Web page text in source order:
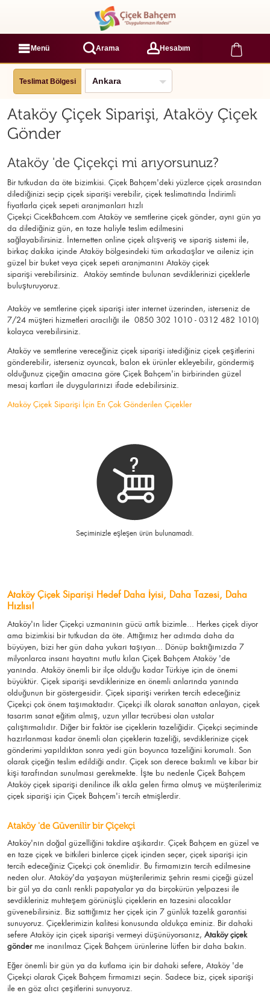
Menü Arama Hesabım
Teslimat Bölgesi
Ataköy Çiçek Siparişi, Ataköy Çiçek
Gönder
Ataköy 'de Çiçekçi mi arıyorsunuz?
Bir tutkudan da öte bizimkisi. Çiçek Bahçem'deki yüzlerce çiçek arasından
dilediğinizi seçip çiçek siparişi verebilir, çiçek teslimatında İndirimli
fiyatlarla çiçek sepeti aranjmanları hızlı
Çiçekçi CicekBahcem.com Ataköy ve semtlerine çiçek gönder, aynı gün ya
da dilediğiniz gün, en taze haliyle teslim edilmesini
sağlayabilirsiniz. İnternetten online çiçek alışveriş ve sipariş sistemi ile,
birkaç dakika içinde Ataköy bölgesindeki tüm arkadaşlar ve aileniz için
güzel bir buket veya çiçek sepeti aranjmanını Ataköy çiçek
siparişi verebilirsiniz. Ataköy semtinde bulunan sevdiklerinizi çiçeklerle
buluşturuyoruz.
Ataköy ve semtlerine çiçek siparişi ister internet üzerinden, isterseniz de
7/24 müşteri hizmetleri aracılığı ile 0850 302 1010 - 0312 482 1010)
kolayca verebilirsiniz.
Ataköy ve semtlerine vereceğiniz çiçek siparişi istediğiniz çiçek çeşitlerini
gönderebilir, isterseniz oyuncak, balon ek ürünler ekleyebilir, göndermiş
olduğunuz çiçeğin amacına göre Çiçek Bahçem'in birbirinden güzel
mesaj kartları ile duygularınızı ifade edebilirsiniz.
Ataköy Çiçek Siparişi İçin En Çok Gönderilen Çiçekler
Seçiminizle eşleşen ürün bulunamadı.
Ataköy Çiçek Siparişi Hedef Daha İyisi, Daha Tazesi, Daha
Hızlısı!
Ataköy'ın lider Çiçekçi uzmanının gücü artık bizimle... Herkes çiçek diyor
ama bizimkisi bir tutkudan da öte. Attığımız her adımda daha da
büyüyen, bizi her gün daha yukarı taşıyan... Dönüp baktığımızda 7
milyonlarca insanı hayatını mutlu kılan Çiçek Bahçem Ataköy 'de
yanında. Ataköy önemli bir ilçe olduğu kadar Türkiye için de önemi
büyüktür. Çiçek siparişi sevdiklerinize en önemli anlarında yanında
olduğunun bir göstergesidir. Çiçek siparişi verirken tercih edeceğiniz
Çiçekçi çok önem taşımaktadır. Çiçekçi ilk olarak sanattan anlayan, çiçek
tasarım sanat eğitim almış, uzun yıllar tecrübesi olan ustalar
çalıştırmalıdır. Diğer bir faktör ise çiçeklerin tazeliğidir. Çiçekçi seçiminde
hazırlanması kadar önemli olan çiçeklerin tazeliği, sevdiklerinize çiçek
gönderimi yapıldıktan sonra yedi gün boyunca tazeliğini korumalı. Son
olarak çiçeğin teslim edildiği andır. Çiçek son derece bakımlı ve kibar bir
kişi tarafından sunulması gerekmekte. İşte bu nedenle Çiçek Bahçem
Ataköy çiçek siparişi denilince ilk akla gelen firma olmuş ve müşterilerimiz
çiçek siparişi için Çiçek Bahçem'i tercih etmişlerdir.
Ataköy 'de Güvenilir bir Çiçekçi
Ataköy'nın doğal güzelliğini takdire aşikardır. Çiçek Bahçem en güzel ve
en taze çiçek ve bitkileri binlerce çiçek içinden seçer, çiçek siparişi için
tercih edeceğiniz Çiçekçi çok önemlidir. Bu firmamızın tercih edilmesine
neden olur. Ataköy'da yaşayan müşterilerimiz şehrin resmi çiçeği güzel
bir gül ya da canlı renkli papatyalar ya da birçokürün yelpazesi ile
sevdikleriniz muhteşem görünüşlü çiçeklerin en tazesini alacaklar
güvenebilirsiniz. Biz sattığımız her çiçek için 7 günlük tazelik garantisi
sunuyoruz. Çiçeklerimizin kalitesi konusunda oldukça eminiz. Bir dahaki
sefere Ataköy için çiçek siparişi vermeyi düşünüyorsanız, Ataköy çiçek
gönderme inanılmaz Çiçek Bahçem ürünlerine lütfen bir daha bakın.
Eğer önemli bir gün ya da kutlama için bir dahaki sefere, Ataköy 'de
Çiçekçi olarak Çiçek Bahçem firmamızı seçin. Sadece biz, çiçek siparişi
ile en göz alıcı çeşitlerini sunuyoruz.